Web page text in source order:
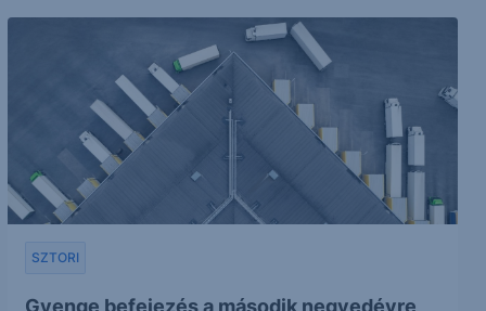
SZTORI